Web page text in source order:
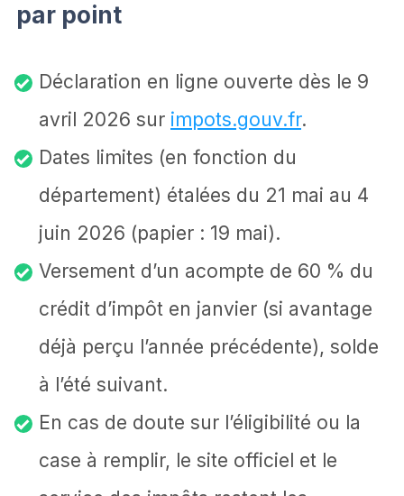
par point
Déclaration en ligne ouverte dès le 9
avril 2026 sur impots.gouv.fr.
Dates limites (en fonction du
département) étalées du 21 mai au 4
juin 2026 (papier : 19 mai).
Versement d’un acompte de 60 % du
crédit d’impôt en janvier (si avantage
déjà perçu l’année précédente), solde
à l’été suivant.
En cas de doute sur l’éligibilité ou la
case à remplir, le site officiel et le